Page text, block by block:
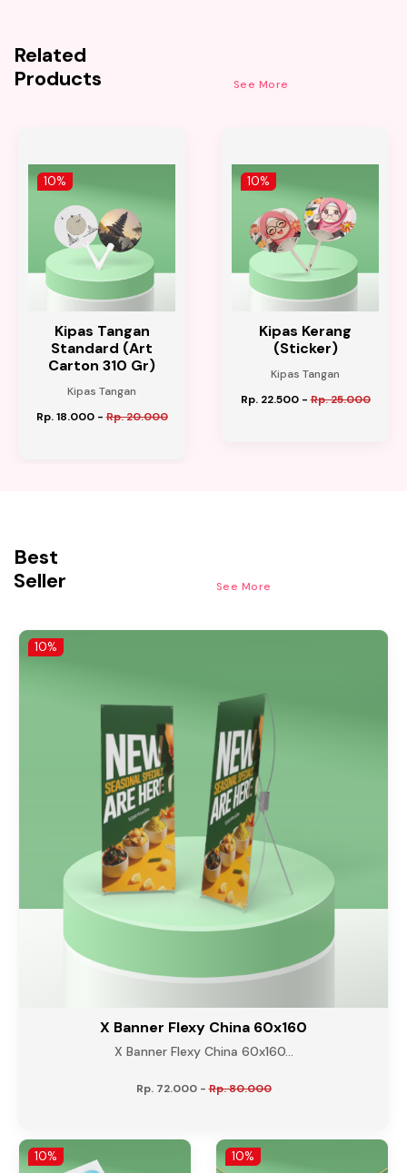
Related
Products
See More
10%
Kipas Tangan
Standard (Art
Carton 310 Gr)
Kipas Tangan
Rp. 18.000-Rp. 20.000
10%
Kipas Kerang
(Sticker)
Kipas Tangan
Rp. 22.500-Rp. 25.000
Best
Seller
See More
10%
X Banner Flexy China 60x160
X Banner Flexy China 60x160...
Rp. 72.000-Rp. 80.000
10% 10%